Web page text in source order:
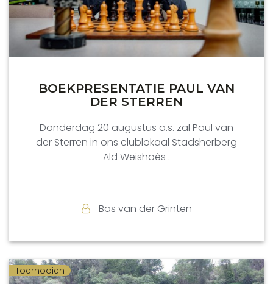
BOEKPRESENTATIE PAUL VAN
DER STERREN
Donderdag 20 augustus a.s. zal Paul van
der Sterren in ons clublokaal Stadsherberg
Ald Weishoès .
Bas van der Grinten
Toernooien